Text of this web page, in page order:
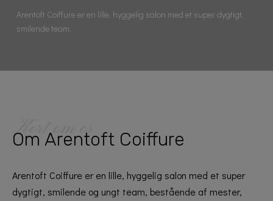
Arentoft Coiffure er en lille, hyggelig salon med et super dygtigt,
smilende team.
Kort om os
Om Arentoft Coiffure
Arentoft Coiffure er en lille, hyggelig salon med et super
dygtigt, smilende og ungt team, bestående af mester,